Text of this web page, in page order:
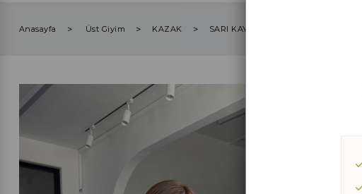
Anasayfa Üst Giyim KAZAK SARI KAYIK YAKA TRİKO